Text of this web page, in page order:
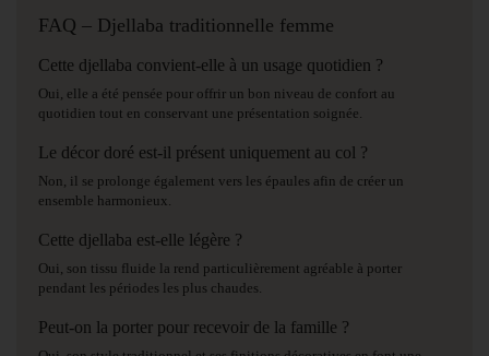
FAQ – Djellaba traditionnelle femme
Cette djellaba convient-elle à un usage quotidien ?
Oui, elle a été pensée pour offrir un bon niveau de confort au
quotidien tout en conservant une présentation soignée.
Le décor doré est-il présent uniquement au col ?
Non, il se prolonge également vers les épaules afin de créer un
ensemble harmonieux.
Cette djellaba est-elle légère ?
Oui, son tissu fluide la rend particulièrement agréable à porter
pendant les périodes les plus chaudes.
Peut-on la porter pour recevoir de la famille ?